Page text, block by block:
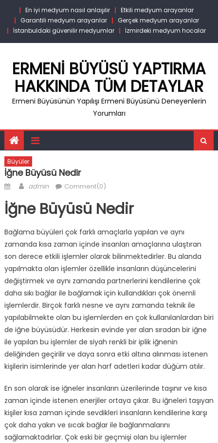
content
En iyi medyum nasıl anlaşılır
Etkili medyum arayanlar
Garantili medyum arayanlar
Gerçek medyum arayanlar
İstanbuldaki güvenilir medyumlar
İzmirdeki medyum hocalar
ERMENI BÜYÜSÜ YAPTIRMA
HAKKINDA TÜM DETAYLAR
Ermeni Büyüsünün Yapılışı Ermeni Büyüsünü Deneyenlerin
Yorumları
Büyüler
İğne Büyüsü Nedir
PostedAuthor
admin Comment(0)
İğne Büyüsü Nedir
Bağlama büyüleri çok farklı amaçlarla yapılan ve aynı
zamanda kısa zaman içinde insanları amaçlarına ulaştıran
son derece etkili işlemler olarak bilinmektedirler. Bu alanda
yapılmakta olan işlemler özellikle insanların düşüncelerini
değiştirmek ve aynı zamanda partnerlerini kendilerine çok
daha sıkı bağlar ile bağlamak için kullandıkları çok önemli
işlemlerdir. Birçok farklı nesne ve aynı zamanda teknik ile
yapılabilmekte olan bu işlemlerden en çok kullanılanlardan biri
de iğne büyüsüdür. Herkesin evinde yer alan sıradan bir iğne
ile yapılan bu işlemler de siyah renkli bir iplik iğnenin
deliğinden geçirilir ve daya sonra etki altına alınması istenen
kişilerin isimlerinde yer alan harf adetleri kadar düğüm atılır.
En son olarak ise iğneler insanların üzerilerinde taşınır ve kısa
zaman içinde istenen enerjiler ortaya çıkar. Bu iğneleri taşıyan
kişiler kısa zaman içinde sevdikleri insanların kendilerine karşı
çok daha yakın ve sıcak bağlar ile bağlanmalarını
sağlamaktadırlar. Çok eski bir geçmişi olan bu işlemler